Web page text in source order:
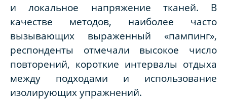
и локальное напряжение тканей. В
качестве методов, наиболее часто
вызывающих выраженный «пампинг»,
респонденты отмечали высокое число
повторений, короткие интервалы отдыха
между подходами и использование
изолирующих упражнений.